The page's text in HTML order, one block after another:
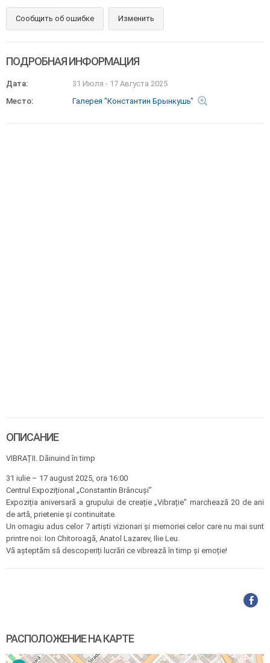
Сообщить об ошибке Изменить
ПОДРОБНАЯ ИНФОРМАЦИЯ
Дата: 31 Июля - 17 Августа 2025
Место:
Галерея "Константин Брынкушь"
ОПИСАНИЕ
VIBRAȚII. Dăinuind în timp
31 iulie – 17 august 2025, ora 16:00
Centrul Expozițional „Constantin Brâncuși”
Expoziția aniversară a grupului de creație „Vibrație” marchează 20 de ani
de artă, prietenie și continuitate.
Un omagiu adus celor 7 artiști vizionari și memoriei celor care nu mai sunt
printre noi: Ion Chitoroagă, Anatol Lazarev, Ilie Leu.
Vă așteptăm să descoperiți lucrări ce vibrează în timp și emoție!
РАСПОЛОЖЕНИЕ НА КАРТЕ